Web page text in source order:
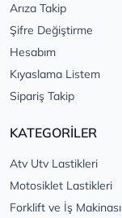
Arıza Takip
Şifre Değiştirme
Hesabım
Kıyaslama Listem
Sipariş Takip
KATEGORİLER
Atv Utv Lastikleri
Motosiklet Lastikleri
Forklift ve İş Makinası